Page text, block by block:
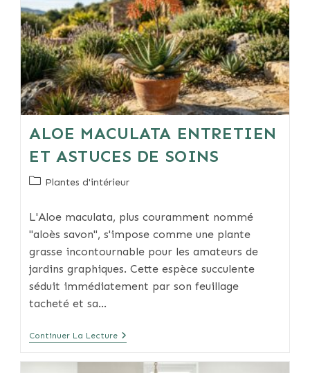
ALOE MACULATA ENTRETIEN
ET ASTUCES DE SOINS
PostPlantes d'intérieur
L'Aloe maculata, plus couramment nommé
"aloès savon", s'impose comme une plante
grasse incontournable pour les amateurs de
jardins graphiques. Cette espèce succulente
séduit immédiatement par son feuillage
tacheté et sa…
Continuer La LectureAloe
Maculata